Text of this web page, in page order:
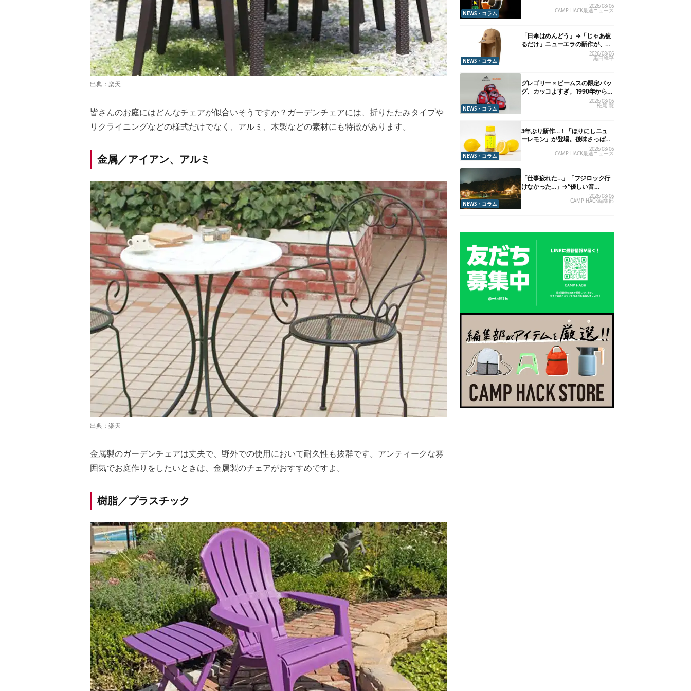
出典： 楽天
皆さんのお庭にはどんなチェアが似合いそうですか？ガーデンチェアには、折りたたみタイプや
リクライニングなどの様式だけでなく、アルミ、木製などの素材にも特徴があります。
金属／アイアン、アルミ
出典： 楽天
金属製のガーデンチェアは丈夫で、野外での使用において耐久性も抜群です。アンティークな雰
囲気でお庭作りをしたいときは、金属製のチェアがおすすめですよ。
樹脂／プラスチック
NEWS・コラム
2026/08/06
CAMP HACK最速ニュース
NEWS・コラム
「日傘はめんどう」→「じゃあ被
るだけ」ニューエラの新作が、真
2026/08/06
黒田祥平
NEWS・コラム
グレゴリー × ビームスの限定バッ
グ、カッコよすぎ。1990年から“3
年のみ使用”されていた、紫タグ
2026/08/06
松尾 慧
NEWS・コラム
3年ぶり新作…！「ほりにしニュ
ーレモン」が登場。後味さっぱり
の万能スパイス！【8月21日発
2026/08/06
CAMP HACK最速ニュース
NEWS・コラム
「仕事疲れた…」「フジロック行
けなかった…」→“優しい音
楽”と“大きな自然”で治癒。まだ間
2026/08/06
CAMP HACK編集部